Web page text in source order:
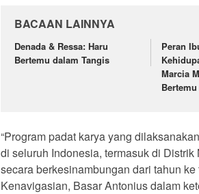
BACAAN LAINNYA
Denada & Ressa: Haru
Bertemu dalam Tangis
Peran
Marcia
“Program padat karya yang
di seluruh Indonesia, termasuk di
secara berkesinambungan dari tahun
Kenavigasian, Basar Antonius dalam